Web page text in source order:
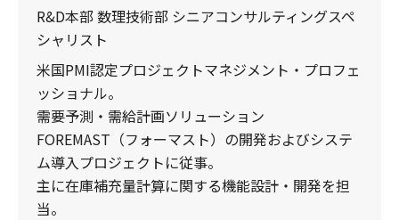
R&D本部 数理技術部 シニアコンサルティングスペ
シャリスト
米国PMI認定プロジェクトマネジメント・プロフェ
ッショナル。
需要予測・需給計画ソリューション
FOREMAST（フォーマスト）の開発およびシステ
ム導入プロジェクトに従事。
主に在庫補充量計算に関する機能設計・開発を担
当。